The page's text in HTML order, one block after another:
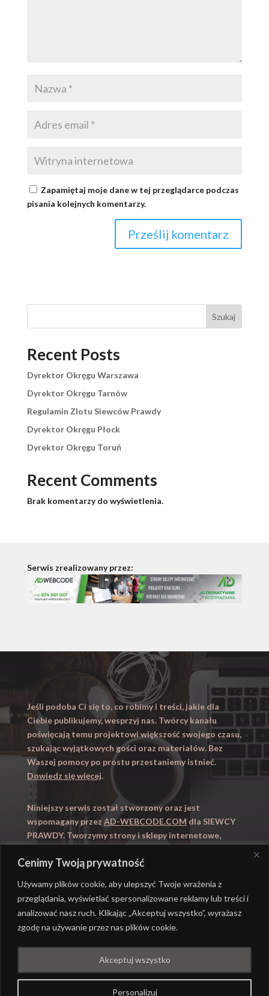
Cenimy Twoją prywatność
Używamy plików cookie, aby ulepszyć Twoje wrażenia z
przeglądania, wyświetlać spersonalizowane reklamy lub treści i
analizować nasz ruch. Klikając „Akceptuj wszystko”, wyrażasz
zgodę na używanie przez nas plików cookie.
Personalizuj
Akceptuj wszystko
Zapamiętaj moje dane w tej przeglądarce podczas
pisania kolejnych komentarzy.
Szukaj
Recent Posts
Dyrektor Okręgu Warszawa
Dyrektor Okręgu Tarnów
Regulamin Zlotu Siewców Prawdy
Dyrektor Okręgu Płock
Dyrektor Okręgu Toruń
Recent Comments
Brak komentarzy do wyświetlenia.
Serwis zrealizowany przez:
Jeśli podoba Ci się to, co robimy i treści, jakie dla
Ciebie publikujemy, wesprzyj nas. Twórcy kanału
poświęcają temu projektowi większość swojego czasu,
szukając wyjątkowych gości oraz materiałów. Bez
Waszej pomocy po prostu przestaniemy istnieć.
Dowiedz się więcej.
Niniejszy serwis został stworzony oraz jest
wspomagany przez AD-WEBCODE.COM dla SIEWCY
PRAWDY. Tworzymy strony i sklepy internetowe,
Zapraszamy takze naWYUCZENI.PL
AD-WEBCODE.COM
PRAWDY |POLITYKA PRYWATNOŚCI